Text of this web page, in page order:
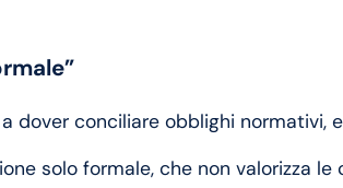
dover conciliare obblighi
solo formale, che non valorizza